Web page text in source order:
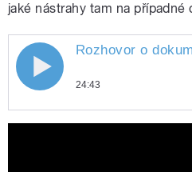
jaké nástrahy tam na
Rozhovor o
režisérem Šimonem
Play /
Rozhovor o
24:43
Rozhovor o